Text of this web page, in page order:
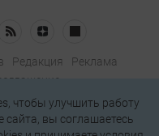
Редакция
Реклама
чтобы улучшить работу
вы соглашаетесь